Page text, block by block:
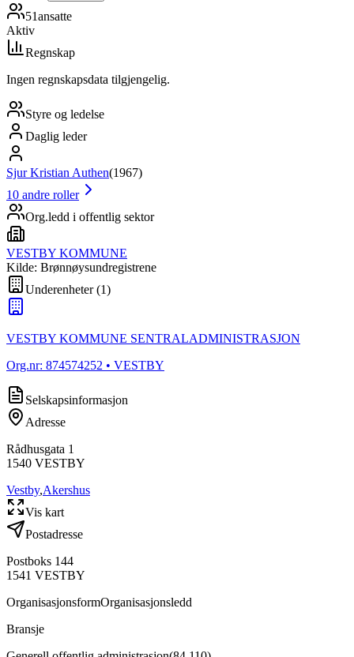
51ansatte
Aktiv
Regnskap
Ingen regnskapsdata tilgjengelig.
Styre og ledelse
Daglig leder
Sjur Kristian Authen(1967)
10 andre roller
Org.ledd i offentlig sektor
VESTBY KOMMUNE
Kilde: Brønnøysundregistrene
Underenheter(1)
VESTBY KOMMUNE SENTRALADMINISTRASJON
Org.nr: 874574252 • VESTBY
Selskapsinformasjon
Adresse
Rådhusgata 1
1540 VESTBY
Vestby,Akershus
Vis kart
Postadresse
Postboks 144
1541 VESTBY
OrganisasjonsformOrganisasjonsledd
Bransje